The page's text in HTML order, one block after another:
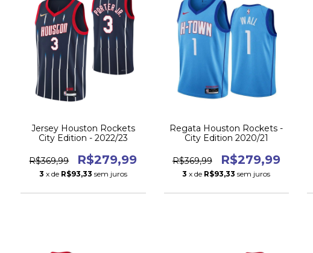
Jersey Houston Rockets
City Edition - 2022/23
R$369,99 R$279,99
3 x de R$93,33 sem juros
Regata Houston Rockets -
City Edition 2020/21
R$369,99 R$279,99
3 x de R$93,33 sem juros